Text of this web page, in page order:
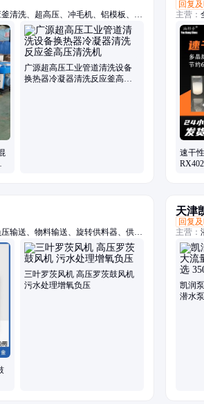
清洗、超高压、冲毛机、铝模板、拉
船体除锈、管道疏通、除锈除漆、钢
道疏通
广源超高压工业管道清洗设备
换热器冷凝器清洗反应釜高压
回复
主营：
轴承
疏水
速干
输送、物料输送、旋转供料器、供料
鼓风机、空浮风机、三叶罗茨鼓风
料输送泵、空气悬浮增氧机、污水处
三叶罗茨风机 高压罗茨鼓风机
污水处理增氧负压
天津
回复
主营：
凯润
潜水